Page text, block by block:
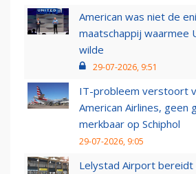
American was niet de
maatschappij waarmee
wilde
29-07-2026, 9:51
IT-probleem verstoort
American Airlines, geen
merkbaar op Schiphol
29-07-2026, 9:05
Lelystad Airport bereidt